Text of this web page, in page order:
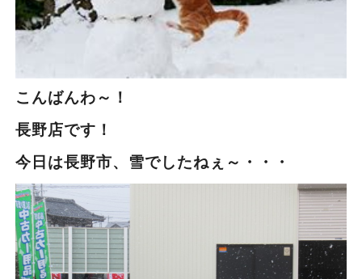
こんばんわ～！
長野店です！
今日は長野市、雪でしたねぇ～・・・